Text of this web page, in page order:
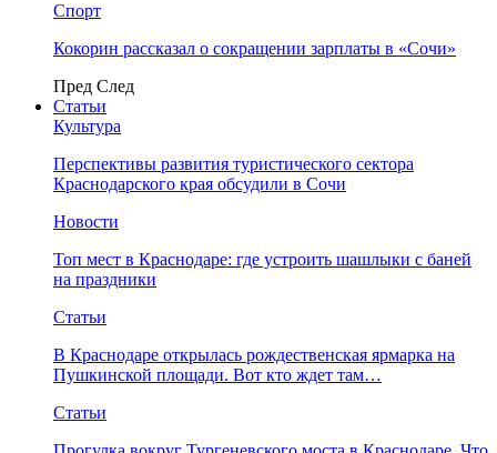
Спорт
Кокорин рассказал о сокращении зарплаты в «Сочи»
Пред След
Статьи
Культура
Перспективы развития туристического сектора
Краснодарского края обсудили в Сочи
Новости
Топ мест в Краснодаре: где устроить шашлыки с баней
на праздники
Статьи
В Краснодаре открылась рождественская ярмарка на
Пушкинской площади. Вот кто ждет там…
Статьи